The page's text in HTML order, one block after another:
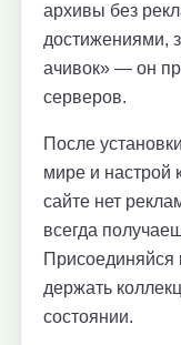
архивы без
достижениями,
ачивок» — он
серверов.
После
мире и
сайте нет
всегда
Присоединяйся
держать
состоянии.